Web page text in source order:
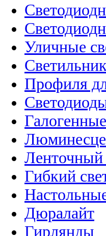
Уличные
Профиля
Ленточный
Гибкий
Дюралайт
Гирлянды